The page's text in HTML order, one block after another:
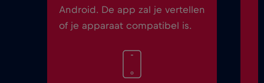
Android. De app zal je vertellen
of je apparaat compatibel is.